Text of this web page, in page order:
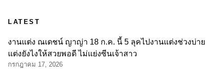
LATEST
งานแต่ง ณเดชน์ ญาญ่า 18 ก.ค. นี้ 5 ลุคไปงานแต่งช่วงบ่าย
แต่งยังไงให้สวยพอดี ไม่แย่งซีนเจ้าสาว
กรกฎาคม 17, 2026